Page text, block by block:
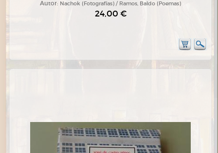
Autor: Nachok (Fotografías) / Ramos, Baldo (Poemas)
24,00 €